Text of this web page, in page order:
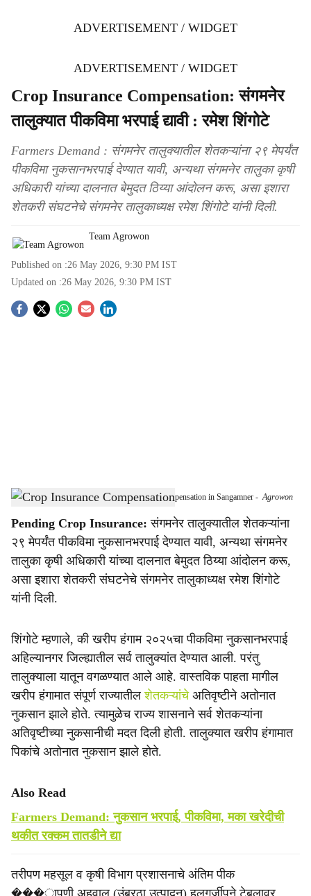
ADVERTISEMENT / WIDGET
ADVERTISEMENT / WIDGET
Crop Insurance Compensation: संगमनेर
तालुक्यात पीकविमा भरपाई द्यावी : रमेश शिंगोटे
Farmers Demand : संगमनेर तालुक्यातील शेतकऱ्यांना २९ मेपर्यंत
पीकविमा नुकसानभरपाई देण्यात यावी, अन्यथा संगमनेर तालुका कृषी
अधिकारी यांच्या दालनात बेमुदत ठिय्या आंदोलन करू, असा इशारा
शेतकरी संघटनेचे संगमनेर तालुकाध्यक्ष रमेश शिंगोटे यांनी दिली.
Team Agrowon
Published on :26 May 2026, 9:30 PM IST
Updated on :26 May 2026, 9:30 PM IST
S
a
r
e
Farmers Demand Immediate Crop Insurance Compensation in Sangamner -Agrowon
Pending Crop Insurance: संगमनेर तालुक्यातील शेतकऱ्यांना
२९ मेपर्यंत पीकविमा नुकसानभरपाई देण्यात यावी, अन्यथा संगमनेर
तालुका कृषी अधिकारी यांच्या दालनात बेमुदत ठिय्या आंदोलन करू,
असा इशारा शेतकरी संघटनेचे संगमनेर तालुकाध्यक्ष रमेश शिंगोटे
यांनी दिली.
शिंगोटे म्हणाले, की खरीप हंगाम २०२५चा पीकविमा नुकसानभरपाई
अहिल्यानगर जिल्ह्यातील सर्व तालुक्यांत देण्यात आली. परंतु
तालुक्याला यातून वगळण्यात आले आहे. वास्तविक पाहता मागील
खरीप हंगामात संपूर्ण राज्यातीलशेतकऱ्यांचे अतिवृष्टीने अतोनात
नुकसान झाले होते. त्यामुळेच राज्य शासनाने सर्व शेतकऱ्यांना
अतिवृष्टीच्या नुकसानीची मदत दिली होती. तालुक्यात खरीप हंगामात
पिकांचे अतोनात नुकसान झाले होते.
Also Read
Farmers Demand: नुकसान भरपाई, पीकविमा, मका खरेदीची
थकीत रक्कम तातडीने द्या
तरीपण महसूल व कृषी विभाग प्रशासनाचे अंतिम पीक
���ापणी अहवाल (उंबरठा उत्पादन) हलगर्जीपने टेबलावर